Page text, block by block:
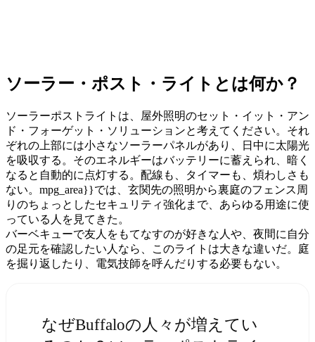
ソーラー・ポスト・ライトとは何か？
ソーラーポストライトは、屋外照明のセット・イット・アン
ド・フォーゲット・ソリューションと考えてください。それ
ぞれの上部には小さなソーラーパネルがあり、日中に太陽光
を吸収する。そのエネルギーはバッテリーに蓄えられ、暗く
なると自動的に点灯する。配線も、タイマーも、煩わしさも
ない。mpg_area}}では、玄関先の照明から裏庭のフェンス周
りのちょっとしたセキュリティ強化まで、あらゆる用途に使
っている人を見てきた。
バーベキューで友人をもてなすのが好きな人や、夜間に自分
の足元を確認したい人なら、このライトは大きな違いだ。庭
を掘り返したり、電気技師を呼んだりする必要もない。
なぜBuffaloの人々が増えてい